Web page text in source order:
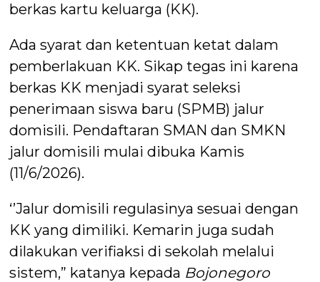
berkas kartu keluarga (KK).
Ada syarat dan ketentuan ketat dalam
pemberlakuan KK. Sikap tegas ini karena
berkas KK menjadi syarat seleksi
penerimaan siswa baru (SPMB) jalur
domisili. Pendaftaran SMAN dan SMKN
jalur domisili mulai dibuka Kamis
(11/6/2026).
‘’Jalur domisili regulasinya sesuai dengan
KK yang dimiliki. Kemarin juga sudah
dilakukan verifiaksi di sekolah melalui
sistem,” katanya kepada Bojonegoro